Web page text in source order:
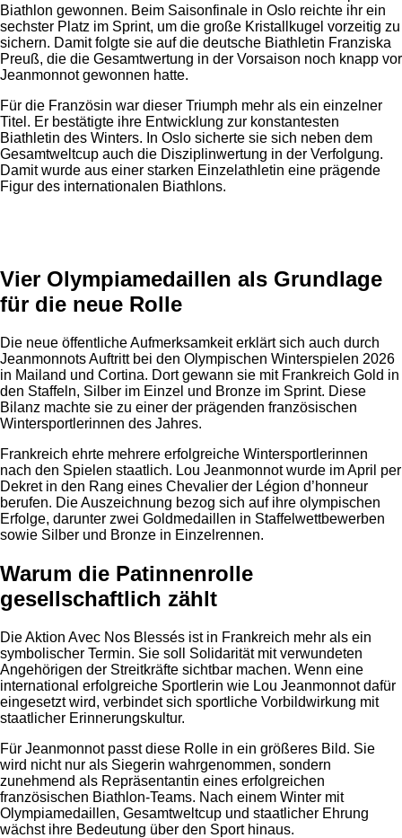
Biathlon gewonnen. Beim Saisonfinale in Oslo reichte ihr ein
sechster Platz im Sprint, um die große Kristallkugel vorzeitig zu
sichern. Damit folgte sie auf die deutsche Biathletin Franziska
Preuß, die die Gesamtwertung in der Vorsaison noch knapp vor
Jeanmonnot gewonnen hatte.
Für die Französin war dieser Triumph mehr als ein einzelner
Titel. Er bestätigte ihre Entwicklung zur konstantesten
Biathletin des Winters. In Oslo sicherte sie sich neben dem
Gesamtweltcup auch die Disziplinwertung in der Verfolgung.
Damit wurde aus einer starken Einzelathletin eine prägende
Figur des internationalen Biathlons.
Vier Olympiamedaillen als Grundlage
für die neue Rolle
Die neue öffentliche Aufmerksamkeit erklärt sich auch durch
Jeanmonnots Auftritt bei den Olympischen Winterspielen 2026
in Mailand und Cortina. Dort gewann sie mit Frankreich Gold in
den Staffeln, Silber im Einzel und Bronze im Sprint. Diese
Bilanz machte sie zu einer der prägenden französischen
Wintersportlerinnen des Jahres.
Frankreich ehrte mehrere erfolgreiche Wintersportlerinnen
nach den Spielen staatlich. Lou Jeanmonnot wurde im April per
Dekret in den Rang eines Chevalier der Légion d’honneur
berufen. Die Auszeichnung bezog sich auf ihre olympischen
Erfolge, darunter zwei Goldmedaillen in Staffelwettbewerben
sowie Silber und Bronze in Einzelrennen.
Warum die Patinnenrolle
gesellschaftlich zählt
Die Aktion Avec Nos Blessés ist in Frankreich mehr als ein
symbolischer Termin. Sie soll Solidarität mit verwundeten
Angehörigen der Streitkräfte sichtbar machen. Wenn eine
international erfolgreiche Sportlerin wie Lou Jeanmonnot dafür
eingesetzt wird, verbindet sich sportliche Vorbildwirkung mit
staatlicher Erinnerungskultur.
Für Jeanmonnot passt diese Rolle in ein größeres Bild. Sie
wird nicht nur als Siegerin wahrgenommen, sondern
zunehmend als Repräsentantin eines erfolgreichen
französischen Biathlon-Teams. Nach einem Winter mit
Olympiamedaillen, Gesamtweltcup und staatlicher Ehrung
wächst ihre Bedeutung über den Sport hinaus.